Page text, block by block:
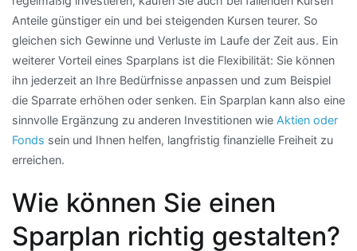
Anteile günstiger ein und bei steigenden Kursen teurer. So
gleichen sich Gewinne und Verluste im Laufe der Zeit aus. Ein
weiterer Vorteil eines Sparplans ist die Flexibilität: Sie können
ihn jederzeit an Ihre Bedürfnisse anpassen und zum Beispiel
die Sparrate erhöhen oder senken. Ein Sparplan kann also eine
sinnvolle Ergänzung zu anderen Investitionen wie Aktien oder
Fonds sein und Ihnen helfen, langfristig finanzielle Freiheit zu
erreichen.
Wie können Sie einen
Sparplan richtig gestalten?